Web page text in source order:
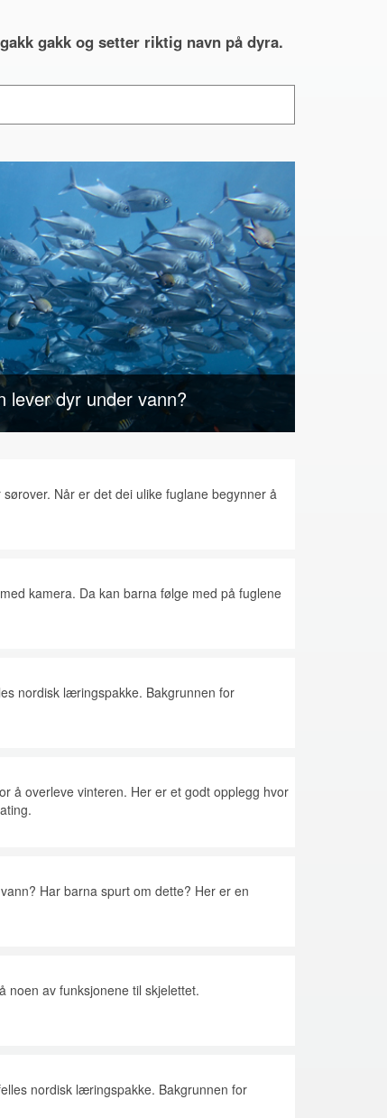
gakk og setter riktig navn på dyra.
lever dyr under vann?
Når er det dei ulike fuglane begynner å
kamera. Da kan barna følge med på fuglene
nordisk læringspakke. Bakgrunnen for
å overleve vinteren. Her er et godt opplegg hvor
Har barna spurt om dette? Her er en
noen av funksjonene til skjelettet.
nordisk læringspakke. Bakgrunnen for